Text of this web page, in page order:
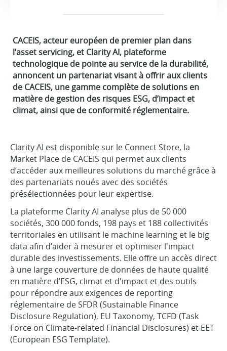
CACEIS, acteur européen de premier plan dans
l’asset servicing, et Clarity AI, plateforme
technologique de pointe au service de la durabilité,
annoncent un partenariat visant à offrir aux clients
de CACEIS, une gamme complète de solutions en
matière de gestion des risques ESG, d’impact et
climat, ainsi que de conformité réglementaire.
Clarity AI est disponible sur le Connect Store, la
Market Place de CACEIS qui permet aux clients
d’accéder aux meilleures solutions du marché grâce à
des partenariats noués avec des sociétés
présélectionnées pour leur expertise.
La plateforme Clarity AI analyse plus de 50 000
sociétés, 300 000 fonds, 198 pays et 188 collectivités
territoriales en utilisant le machine learning et le big
data afin d’aider à mesurer et optimiser l'impact
durable des investissements. Elle offre un accès direct
à une large couverture de données de haute qualité
en matière d’ESG, climat et d'impact et des outils
pour répondre aux exigences de reporting
réglementaire de SFDR (Sustainable Finance
Disclosure Regulation), EU Taxonomy, TCFD (Task
Force on Climate-related Financial Disclosures) et EET
(European ESG Template).